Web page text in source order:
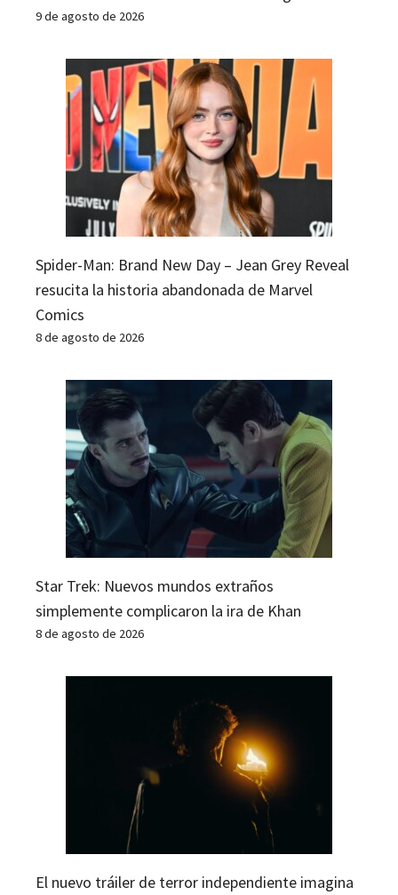
9 de agosto de 2026
Spider-Man: Brand New Day – Jean Grey Reveal
resucita la historia abandonada de Marvel
Comics
8 de agosto de 2026
Star Trek: Nuevos mundos extraños
simplemente complicaron la ira de Khan
8 de agosto de 2026
El nuevo tráiler de terror independiente imagina